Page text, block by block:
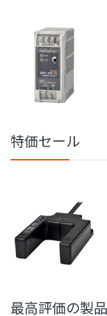
注文金額
1円～
20,000
特価セール
最高評価の製品